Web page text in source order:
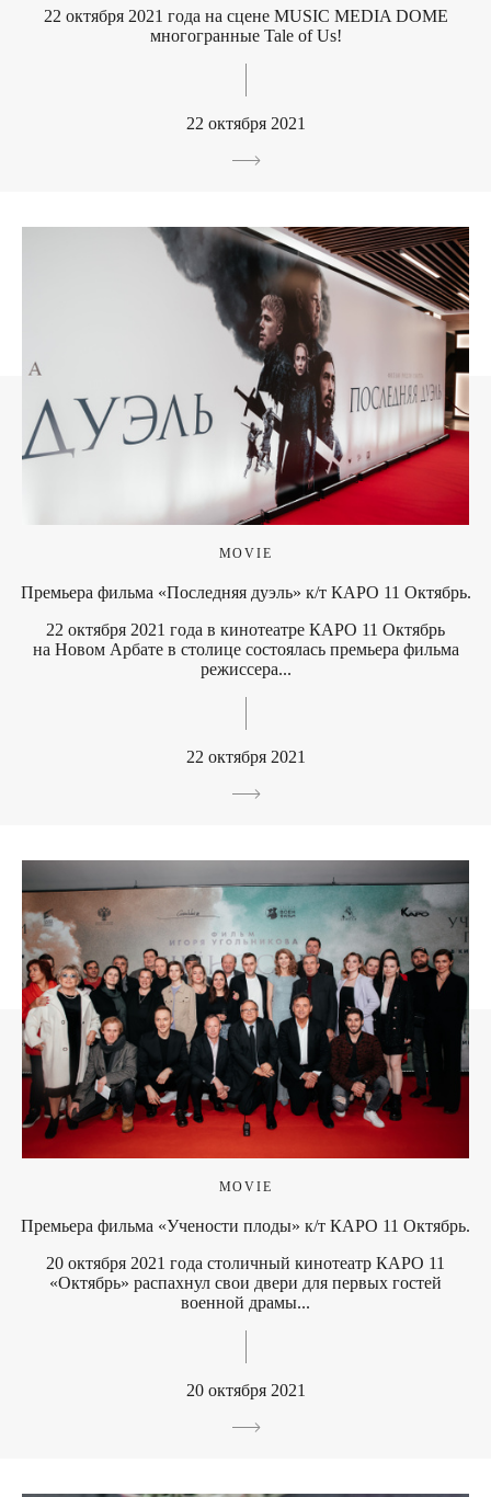
22 октября 2021 года на сцене MUSIC MEDIA DOME
многогранные Tale of Us!
22 октября 2021
MOVIE
Премьера фильма «Последняя дуэль» к/т КАРО 11 Октябрь.
22 октября 2021 года в кинотеатре КАРО 11 Октябрь
на Новом Арбате в столице состоялась премьера фильма
режиссера...
22 октября 2021
MOVIE
Премьера фильма «Учености плоды» к/т КАРО 11 Октябрь.
20 октября 2021 года столичный кинотеатр КАРО 11
«Октябрь» распахнул свои двери для первых гостей
военной драмы...
20 октября 2021